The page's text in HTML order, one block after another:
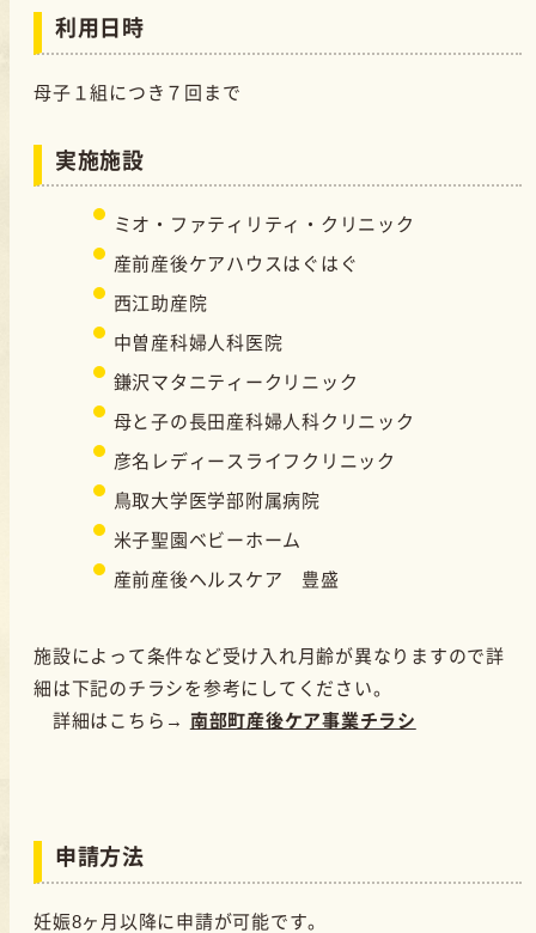
利用日時
母子１組につき７回まで
実施施設
ミオ・ファティリティ・クリニック
産前産後ケアハウスはぐはぐ
西江助産院
中曽産科婦人科医院
鎌沢マタニティークリニック
母と子の長田産科婦人科クリニック
彦名レディースライフクリニック
鳥取大学医学部附属病院
米子聖園ベビーホーム
産前産後ヘルスケア 豊盛
施設によって条件など受け入れ月齢が異なりますので詳
細は下記のチラシを参考にしてください。
詳細はこちら→ 南部町産後ケア事業チラシ
申請方法
妊娠8ヶ月以降に申請が可能です。